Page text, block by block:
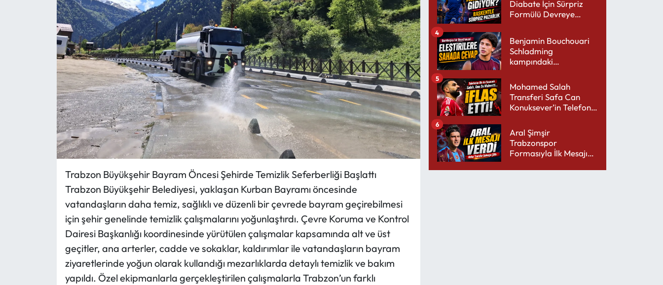
Trabzon Büyükşehir Bayram Öncesi Şehirde Temizlik Seferberliği Başlattı
Trabzon Büyükşehir Belediyesi, yaklaşan Kurban Bayramı öncesinde
vatandaşların daha temiz, sağlıklı ve düzenli bir çevrede bayram geçirebilmesi
için şehir genelinde temizlik çalışmalarını yoğunlaştırdı. Çevre Koruma ve Kontrol
Dairesi Başkanlığı koordinesinde yürütülen çalışmalar kapsamında alt ve üst
geçitler, ana arterler, cadde ve sokaklar, kaldırımlar ile vatandaşların bayram
ziyaretlerinde yoğun olarak kullandığı mezarlıklarda detaylı temizlik ve bakım
yapıldı. Özel ekipmanlarla gerçekleştirilen çalışmalarla Trabzon’un farklı
Diabate İçin Sürpriz
Formülü Devreye
Benjamin Bouchouari
Schladming
kampındaki
4
Mohamed Salah
Transferi Safa Can
Konuksever’in Telefon
5
Aral Şimşir
Trabzonspor
Formasıyla İlk Mesajını
6